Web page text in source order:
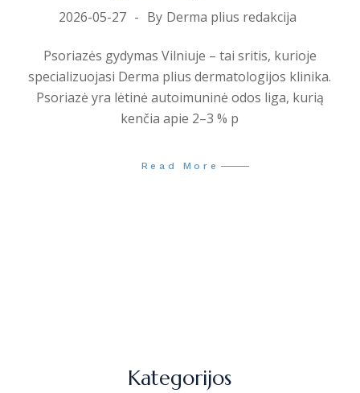
2026-05-27 By Derma plius redakcija
Psoriazės gydymas Vilniuje – tai sritis, kurioje
specializuojasi Derma plius dermatologijos klinika.
Psoriazė yra lėtinė autoimuninė odos liga, kurią
kenčia apie 2–3 % p
Read More
Kategorijos